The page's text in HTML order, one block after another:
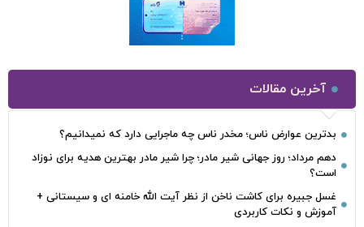
آخرین مقالات
بدترین عوارض ناس؛ مخدر ناس چه ماجرایی دارد که نمیدانیم؟
دهم مرداد؛ روز جهانی شیر مادر؛ چرا شیر مادر بهترین هدیه برای نوزاد
است؟
غسل جبیره برای کاشت ناخن از نظر آیت الله خامنه ای و سیستانی +
آموزش و نکات کاربردی